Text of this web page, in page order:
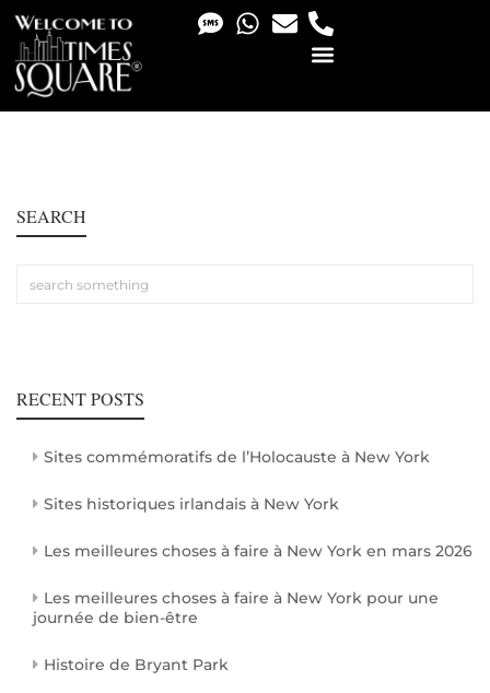
SEARCH
RECENT POSTS
Sites commémoratifs de l’Holocauste à New York
Sites historiques irlandais à New York
Les meilleures choses à faire à New York en mars 2026
Les meilleures choses à faire à New York pour une
journée de bien-être
Histoire de Bryant Park